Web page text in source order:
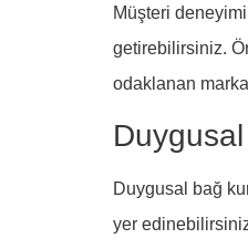
Müşteri
getirebilirsiniz.
odaklanan
Duygusal bağ
yer